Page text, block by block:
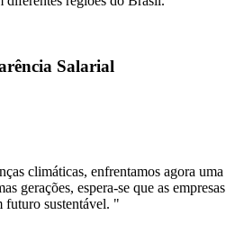
Salarial
climáticas, enfrentamos agora
gerações, espera-se que as
futuro sustentável. "